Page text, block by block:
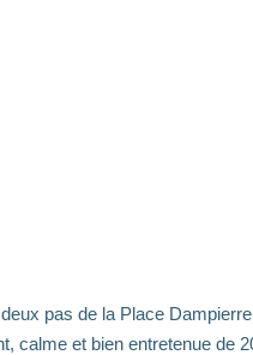
pas de la Place
calme et bien entretenue de